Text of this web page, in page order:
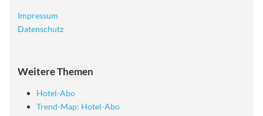
Impressum
Datenschutz
Weitere Themen
Hotel-Abo
Trend-Map: Hotel-Abo